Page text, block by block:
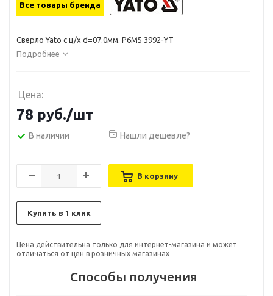
Все товары бренда
Сверло Yato с ц/х d=07.0мм. Р6М5 3992-YT
Подробнее
Цена:
78 руб./шт
В наличии Нашли дешевле?
В корзину
Купить в 1 клик
Цена действительна только для интернет-магазина и может
отличаться от цен в розничных магазинах
Способы получения